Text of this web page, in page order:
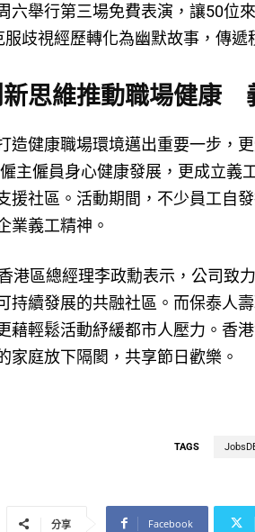
六舉行第三場免費表演，讓50位
歧視經歷轉化為幽默故事，傳遞
思維推動職場健康
造健康職場環境邁出重要一步，
主僱員身心健康發展，更成立義
援社區。活動期間，不少員工自
業義工精神。
港區總經理李政勳表示，公司致
持續發展的共融社區。而保泰人
藉輕鬆活動紓緩都市人壓力。香
家庭放下隔閡，共享節日歡樂。
TAGS
分享 Facebook